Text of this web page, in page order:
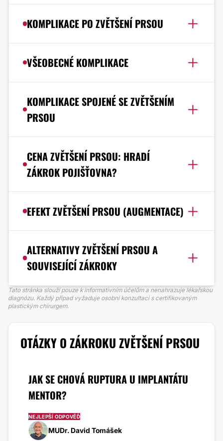
KOMPLIKACE PO ZVĚTŠENÍ PRSOU
VŠEOBECNÉ KOMPLIKACE
KOMPLIKACE SPOJENÉ SE ZVĚTŠENÍM
PRSOU
CENA ZVĚTŠENÍ PRSOU: HRADÍ
ZÁKROK POJIŠŤOVNA?
EFEKT ZVĚTŠENÍ PRSOU (AUGMENTACE)
ALTERNATIVY ZVĚTŠENÍ PRSOU A
SOUVISEJÍCÍ ZÁKROKY
Tato stránka slouží pouze k informativním účelům a nenahrazuje lékařskou
diagnózu. Každý případ vyžaduje osobní konzultaci s certifikovaným
plastickým chirurgem.
OTÁZKY O ZÁKROKU ZVĚTŠENÍ PRSOU
JAK SE CHOVÁ RUPTURA U IMPLANTÁTU
MENTOR?
NEJLEPŠÍ ODPOVĚĎ
MUDr. David Tomášek